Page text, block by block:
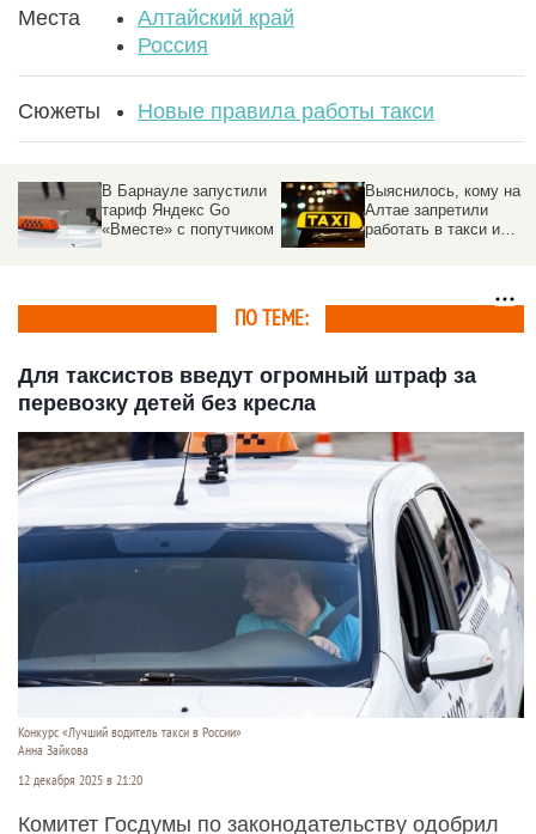
Места
Алтайский край
Россия
Сюжеты Новые правила работы такси
В Барнауле запустили
тариф Яндекс Go
«Вместе» с попутчиком
Выяснилось, кому на
Алтае запретили
работать в такси и
ПО ТЕМЕ:
Для таксистов введут огромный штраф за
перевозку детей без кресла
Конкурс «Лучший водитель такси в России»
Анна Зайкова
12 декабря 2025 в 21:20
Комитет Госдумы по законодательству одобрил